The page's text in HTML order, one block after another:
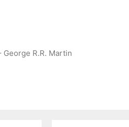
R.R. Martin